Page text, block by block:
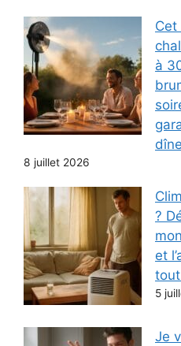
Cet
à
8 juillet 2026
?
et
5
Je